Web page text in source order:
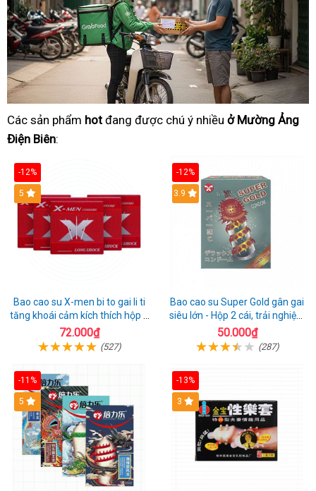
Các sản phẩm hot đang được chú ý nhiều ở Mường Ảng
Điện Biên:
-12%
Hot
5
Bao cao su X-men bi to gai li ti
tăng khoái cảm kích thích hộp 1
cái
72.000₫
(527)
-12%
3.9
Bao cao su Super Gold gân gai
siêu lớn - Hộp 2 cái, trải nghiệm
mới lạ
50.000₫
(287)
-11%
Hot
5
-13%
3